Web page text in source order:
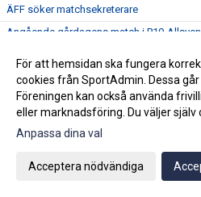
ÄFF söker matchsekreterare
Angående gårdagens match i P19-
Klubbchefen Helena Wennerström
FitLine är ny samarbetspartner
ÄFF söker matchsekreterare
Bemanning på våra kanslier i sommar
För att hemsidan ska fungera
cookies från SportAdmin. Dessa
Föreningen kan också använda
eller marknadsföring. Du väljer själv
Anpassa dina val
Acceptera nödvändiga